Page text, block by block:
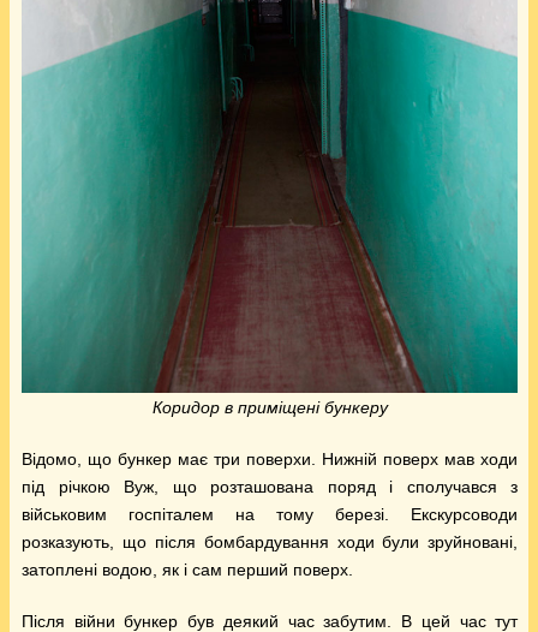
Коридор в приміщені бункеру
Відомо, що бункер має три поверхи. Нижній поверх мав ходи
під річкою Вуж, що розташована поряд і сполучався з
військовим госпіталем на тому березі. Екскурсоводи
розказують, що після бомбардування ходи були зруйновані,
затоплені водою, як і сам перший поверх.
Після війни бункер був деякий час забутим. В цей час тут